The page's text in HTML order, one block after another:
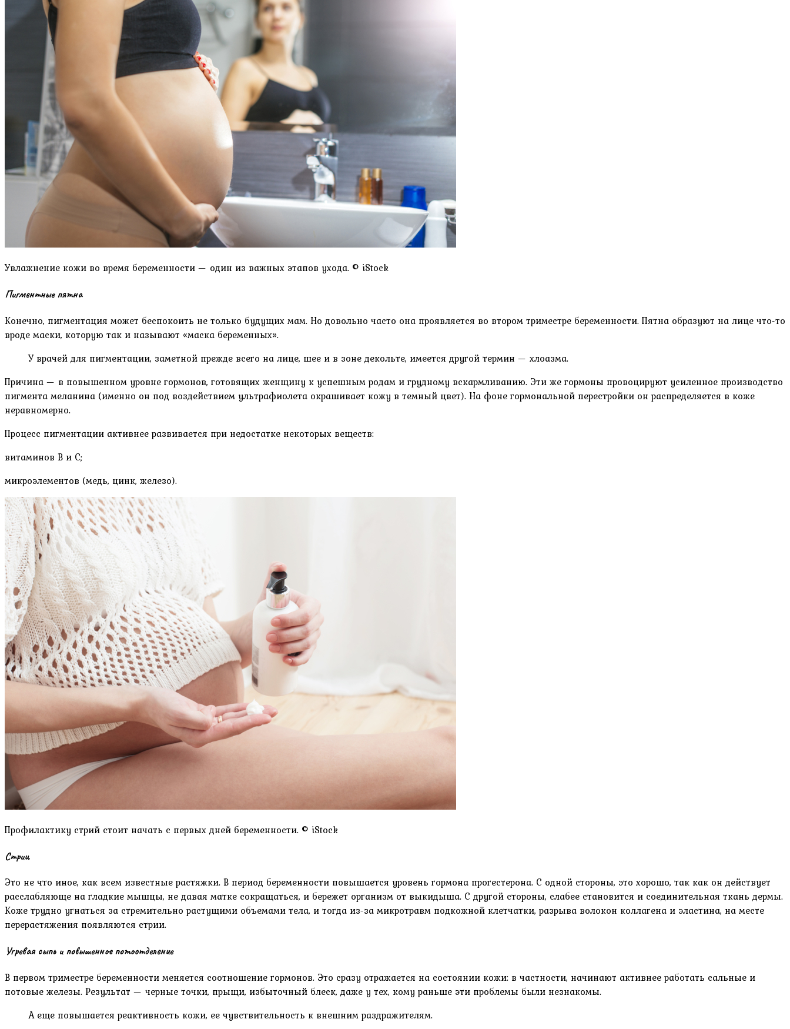
Увлажнение кожи во время беременности — один из важных этапов ухода. © iStock
Пигментные пятна
Конечно, пигментация может беспокоить не только будущих мам. Но довольно часто она проявляется во втором триместре беременности. Пятна образуют на лице что-то
вроде маски, которую так и называют «маска беременных».
У врачей для пигментации, заметной прежде всего на лице, шее и в зоне декольте, имеется другой термин — хлоазма.
Причина — в повышенном уровне гормонов, готовящих женщину к успешным родам и грудному вскармливанию. Эти же гормоны провоцируют усиленное производство
пигмента меланина (именно он под воздействием ультрафиолета окрашивает кожу в темный цвет). На фоне гормональной перестройки он распределяется в коже
неравномерно.
Процесс пигментации активнее развивается при недостатке некоторых веществ:
витаминов В и С;
микроэлементов (медь, цинк, железо).
Профилактику стрий стоит начать с первых дней беременности. © iStock
Стрии
Это не что иное, как всем известные растяжки. В период беременности повышается уровень гормона прогестерона. С одной стороны, это хорошо, так как он действует
расслабляюще на гладкие мышцы, не давая матке сокращаться, и бережет организм от выкидыша. С другой стороны, слабее становится и соединительная ткань дермы.
Коже трудно угнаться за стремительно растущими объемами тела, и тогда из-за микротравм подкожной клетчатки, разрыва волокон коллагена и эластина, на месте
перерастяжения появляются стрии.
Угревая сыпь и повышенное потоотделение
В первом триместре беременности меняется соотношение гормонов. Это сразу отражается на состоянии кожи: в частности, начинают активнее работать сальные и
потовые железы. Результат — черные точки, прыщи, избыточный блеск, даже у тех, кому раньше эти проблемы были незнакомы.
А еще повышается реактивность кожи, ее чувствительность к внешним раздражителям.